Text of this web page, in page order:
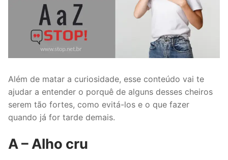
Além de matar a curiosidade, esse conteúdo vai te
ajudar a entender o porquê de alguns desses cheiros
serem tão fortes, como evitá-los e o que fazer
quando já for tarde demais.
A – Alho cru